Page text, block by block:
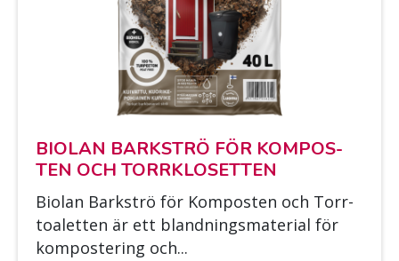
BIO­LAN BARK­STRÖ FÖR KOM­POS­
TEN OCH TORRKLO­SET­TEN
Bio­lan Bark­strö för Kom­pos­ten och Torr­
toa­let­ten är ett bland­nings­ma­te­rial för
kom­pos­te­ring och...